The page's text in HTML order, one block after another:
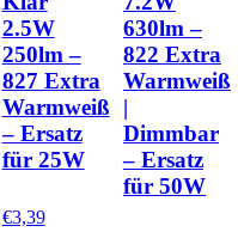
2.5W
250lm –
827 Extra
Warmweiß
– Ersatz
für 25W
€3,39
630lm –
822 Extra
Warmweiß
|
Dimmbar
– Ersatz
für 50W